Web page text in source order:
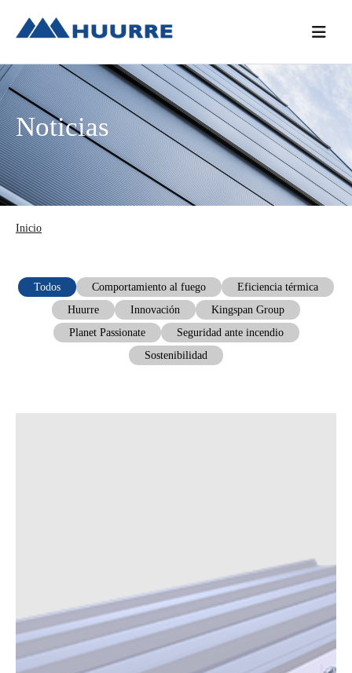
navegación
principal
principal
barra
lateral
principal
Noticias
Inicio
Todos Comportamiento al fuego
Eficiencia térmica
Huurre
Innovación
Kingspan Group
Planet Passionate
Seguridad ante incendio
Sostenibilidad